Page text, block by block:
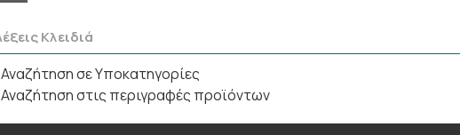
Αναζήτηση σε Υποκατηγορίες
Αναζήτηση στις περιγραφές προϊόντων